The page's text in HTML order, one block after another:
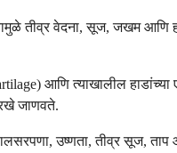
तीव्र वेदना, सूज, जखम
आणि त्याखालील हाडांच्या
जाणवते.
उष्णता, तीव्र सूज,